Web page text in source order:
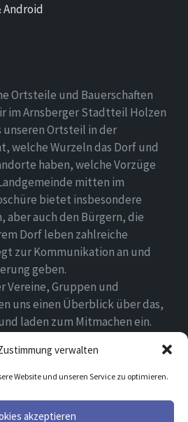
verwalten
Website und unseren Service zu optimieren.
akzeptieren
Android
Ortsteile und Bauerschaften
im Arnsberger Stadtteil Holzen
unseren Ortsteil in der
welche Wurzeln das Dorf und
haben, welche Vorzüge
mitten im
bietet insbesondere
aber auch den Bürgern, die
Dorf leben zahlreiche
zur Kommunikation an und
geben.
Vereine, Gruppen und
uns einen Überblick über das,
laden zum Mitmachen ein.
in ihrem Umfeld wohlfühlen.